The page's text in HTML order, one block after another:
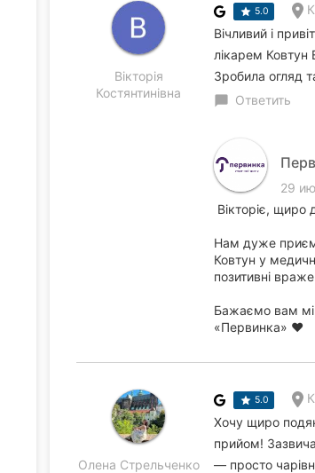
Вікторія
Костянтинівна
5.0
Вічливий і
лікарем Ковтун
Зробила огляд
chat_bubble Ответить
29
Вікторіє, щиро
Нам дуже
Ковтун у
позитивні
Бажаємо вам
«Первинка» ❤️
Олена Стрельченко
5.0
Хочу щиро
прийом!
— просто